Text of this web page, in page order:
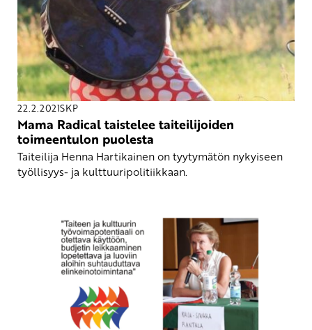
22.2.2021SKP
Mama Radical taistelee taiteilijoiden
toimeentulon puolesta
Taiteilija Henna Hartikainen on tyytymätön nykyiseen
työllisyys- ja kulttuuripolitiikkaan.